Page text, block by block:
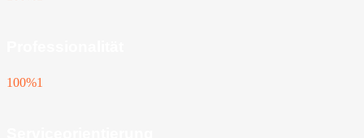
100%1